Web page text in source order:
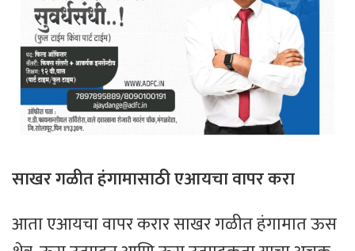
साखर गळीत हंगामासाठी एआयचा वापर करा
आता एआयचा वापर करार साखर गळीत हंगामात ऊस